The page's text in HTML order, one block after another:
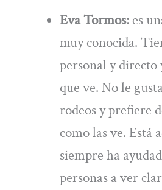
Eva Tormos: es
muy conocida.
personal y directo
que ve. No le
rodeos y prefiere
como las ve. Está
siempre ha
personas a ver